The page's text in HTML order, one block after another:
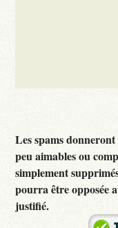
Les spams
peu aimables ou
simplement
pourra être opposée
justifié.